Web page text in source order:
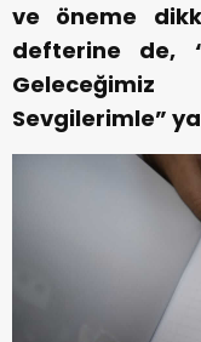
ve öneme
defterine de,
Sevgilerimle”